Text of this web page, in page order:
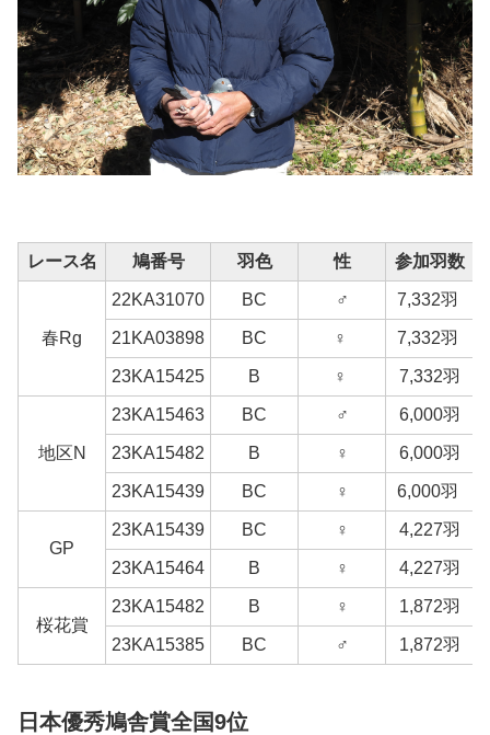
レース名 鳩番号 羽色 性 参加羽数
春Rg
22KA31070 BC ♂ 7,332羽
21KA03898 BC ♀ 7,332羽
23KA15425 B ♀ 7,332羽
地区N
23KA15463 BC ♂ 6,000羽
23KA15482 B ♀ 6,000羽
23KA15439 BC ♀ 6,000羽
GP
23KA15439 BC ♀ 4,227羽
23KA15464 B ♀ 4,227羽
桜花賞
23KA15482 B ♀ 1,872羽
23KA15385 BC ♂ 1,872羽
日本優秀鳩舎賞全国9位